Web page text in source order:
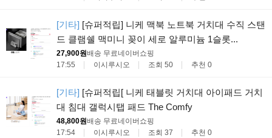
[기타] [슈퍼적립] 니케 맥북 노트북 거치대 수직 스탠
드 클램쉘 맥미니 꽂이 세로 알루미늄 1슬롯...
27,900원배송 무료네이버쇼핑
17:55
이시루시오 조회 50 추천 0
[기타] [슈퍼적립[ 니케 태블릿 거치대 아이패드 거치
대 침대 갤럭시탭 패드 The Comfy
48,800원배송 무료네이버쇼핑
17:54
이시루시오 조회 37 추천 0